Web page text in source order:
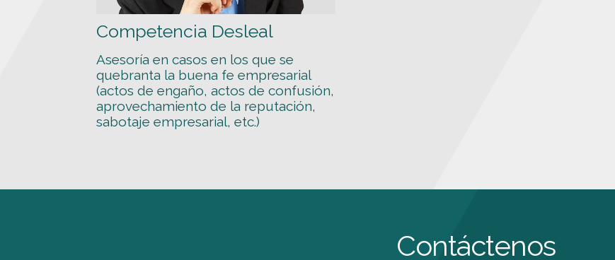
Competencia Desleal
Asesoría en casos en los que se
quebranta la buena fe empresarial
(actos de engaño, actos de confusión,
aprovechamiento de la reputación,
sabotaje empresarial, etc.)
Contáctenos